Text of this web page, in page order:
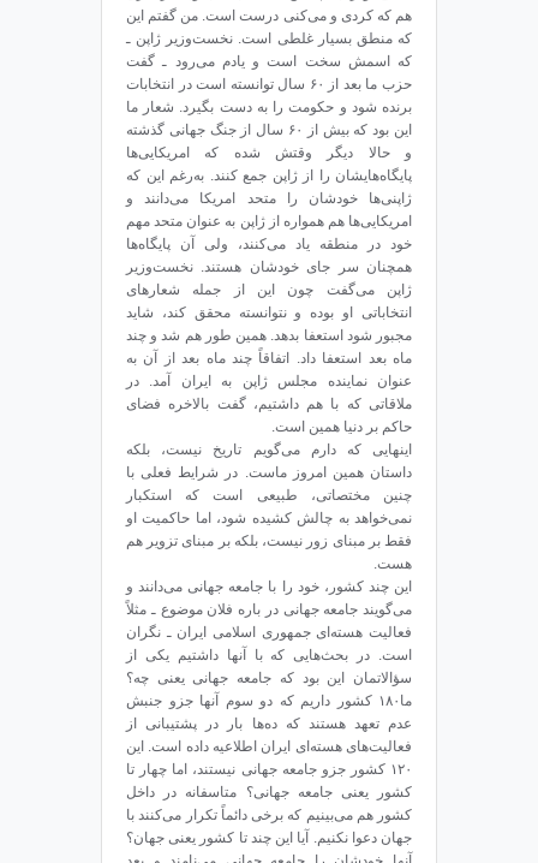
هم که کردی و می‌کنی درست است. من گفتم این
که منطق بسیار غلطی است. نخست‌وزیر ژاپن ـ
که اسمش سخت است و یادم می‌رود ـ گفت
حزب ما بعد از ۶۰ سال توانسته است در انتخابات
برنده شود و حکومت را به دست بگیرد. شعار ما
این بود که بیش از ۶۰ سال از جنگ جهانی گذشته
و حالا دیگر وقتش شده که امریکایی‌ها
پایگاه‌هایشان را از ژاپن جمع کنند. به‌رغم این که
ژاپنی‌ها خودشان را متحد امریکا می‌دانند و
امریکایی‌ها هم همواره از ژاپن به عنوان متحد مهم
خود در منطقه یاد می‌کنند، ولی آن پایگاه‌ها
همچنان سر جای خودشان هستند. نخست‌وزیر
ژاپن می‌گفت چون این از جمله شعارهای
انتخاباتی او بوده و نتوانسته محقق کند، شاید
مجبور شود استعفا بدهد. همین طور هم شد و چند
ماه بعد استعفا داد. اتفاقاً چند ماه بعد از آن به
عنوان نماینده مجلس ژاپن به ایران آمد. در
ملاقاتی که با هم داشتیم، گفت بالاخره فضای
حاکم بر دنیا همین است.
اینهایی که دارم می‌گویم تاریخ نیست، بلکه
داستان همین امروز ماست. در شرایط فعلی با
چنین مختصاتی، طبیعی است که استکبار
نمی‌خواهد به چالش کشیده شود، اما حاکمیت او
فقط بر مبنای زور نیست، بلکه بر مبنای تزویر هم
هست.
این چند کشور، خود را با جامعه جهانی می‌دانند و
می‌گویند جامعه جهانی در باره فلان موضوع ـ مثلاً
فعالیت هسته‌ای جمهوری اسلامی ایران ـ نگران
است. در بحث‌هایی که با آنها داشتیم یکی از
سؤالاتمان این بود که جامعه جهانی یعنی چه؟
ما۱۸۰ کشور داریم که دو سوم آنها جزو جنبش
عدم تعهد هستند که ده‌ها بار در پشتیبانی از
فعالیت‌های هسته‌ای ایران اطلاعیه داده است. این
۱۲۰ کشور جزو جامعه جهانی نیستند، اما چهار تا
کشور یعنی جامعه جهانی؟ متاسفانه در داخل
کشور هم می‌بینیم که برخی دائماً تکرار می‌کنند با
جهان دعوا نکنیم. آیا این چند تا کشور یعنی جهان؟